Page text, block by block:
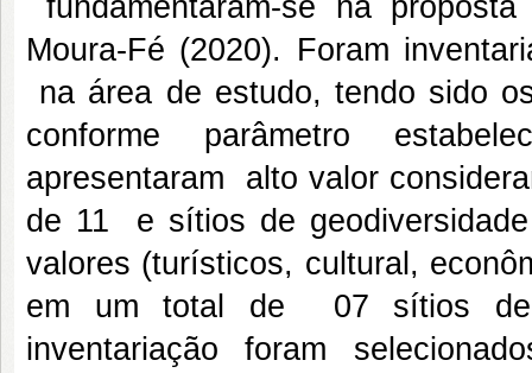
fundamentaram-se na
Moura-Fé (2020). Foram
na área de estudo, tendo sido
conforme parâmetro
apresentaram alto valor
de 11 e sítios de
valores (turísticos, cultural,
em um total de 07 sítios de
inventariação foram